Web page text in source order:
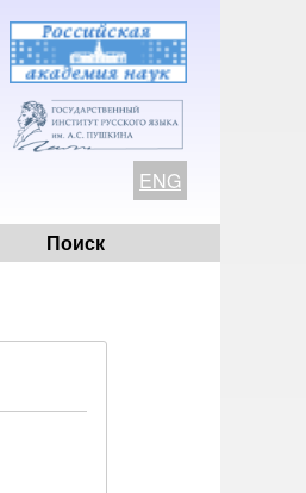
ENG
Поиск